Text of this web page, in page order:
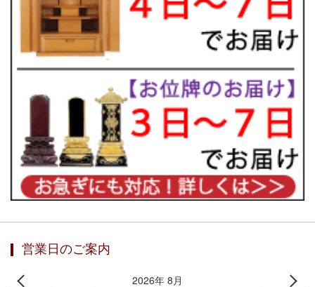
営業日のご案内
2026年 8月